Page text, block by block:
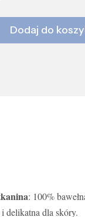
Dodaj do
: 100%
delikatna dla skóry.